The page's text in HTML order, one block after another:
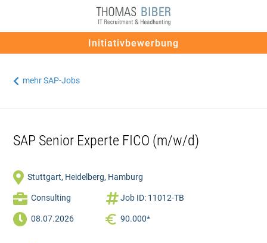
Initiativbewerbung
 mehr SAP-Jobs
SAP Senior Experte FICO (m/w/d)
 Stuttgart, Heidelberg, Hamburg
 Consulting Job ID: 11012-TB
 08.07.2026 90.000*